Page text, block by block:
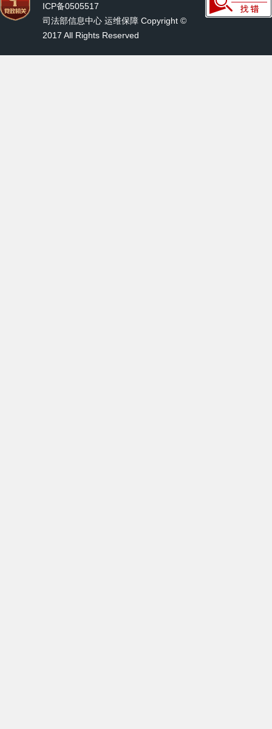
ICP备0505517
司法部信息中心 运维保障 Copyright ©
2017 All Rights Reserved